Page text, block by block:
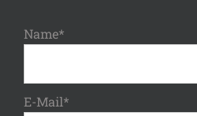
Name*
E-Mail*